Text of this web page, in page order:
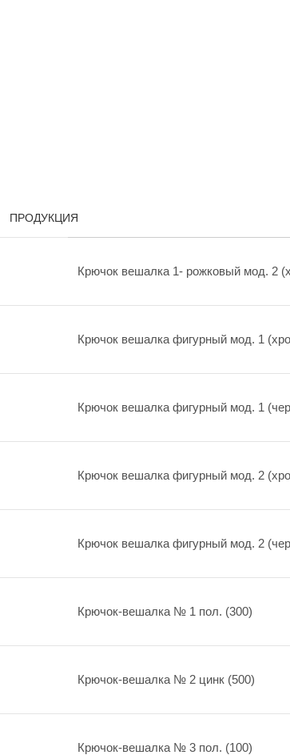
ПРОДУКЦИЯ
Крючок вешалка 1- рожковый мод. 2
Крючок вешалка фигурный мод. 1
Крючок вешалка фигурный мод. 1
Крючок вешалка фигурный мод. 2
Крючок вешалка фигурный мод. 2
Крючок-вешалка № 1 пол. (300)
Крючок-вешалка № 2 цинк (500)
Крючок-вешалка № 3 пол. (100)